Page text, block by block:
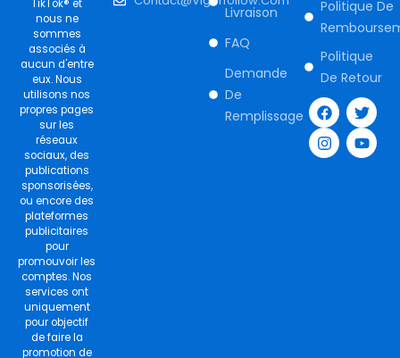
TikTok® et
nous ne
sommes
associés à
aucun d'entre
eux. Nous
utilisons nos
propres pages
sur les
réseaux
sociaux, des
publications
sponsorisées,
ou encore des
plateformes
publicitaires
pour
promouvoir les
comptes. Nos
services ont
uniquement
pour objectif
de faire la
promotion de
Livraison
FAQ
Demande
De
Remplissage
Politique De
Politique
De Retour
F
a
c
e
b
T
w
i
t
t
I
n
s
t
a
Y
o
u
t
u